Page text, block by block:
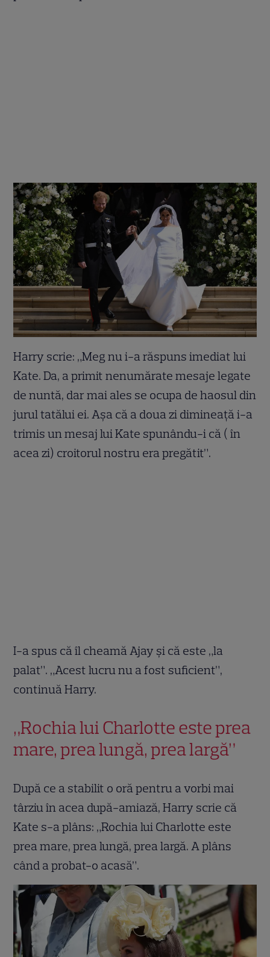
Harry scrie: „Meg nu i-a răspuns imediat lui
Kate. Da, a primit nenumărate mesaje legate
de nuntă, dar mai ales se ocupa de haosul din
jurul tatălui ei. Așa că a doua zi dimineață i-a
trimis un mesaj lui Kate spunându-i că ( în
acea zi) croitorul nostru era pregătit”.
I-a spus că îl cheamă Ajay și că este „la
palat”. „Acest lucru nu a fost suficient”,
continuă Harry.
„Rochia lui Charlotte este prea
mare, prea lungă, prea largă”
După ce a stabilit o oră pentru a vorbi mai
târziu în acea după-amiază, Harry scrie că
Kate s-a plâns: „Rochia lui Charlotte este
prea mare, prea lungă, prea largă. A plâns
când a probat-o acasă”.